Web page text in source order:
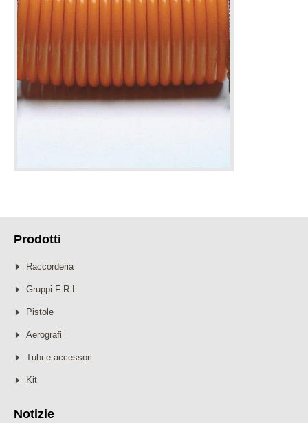
Prodotti
Raccorderia
Gruppi F-R-L
Pistole
Aerografi
Tubi e accessori
Kit
Notizie